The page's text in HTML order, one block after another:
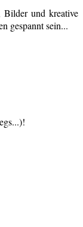
Bilder und kreative
gespannt sein...